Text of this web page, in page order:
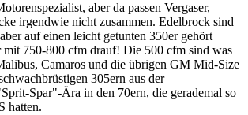
aber da passen Vergaser,
irgendwie nicht zusammen. Edelbrock sind
auf einen leicht getunten 350er gehört
750-800 cfm drauf! Die 500 cfm sind was
Camaros und die übrigen GM Mid-Size
305ern aus der
Spar"-Ära in den 70ern, die gerademal so
hatten.